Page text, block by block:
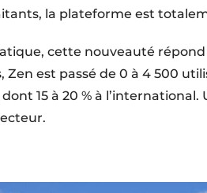
la plateforme est
cette nouveauté
est passé de 0 à 4 500
15 à 20 % à l’international.